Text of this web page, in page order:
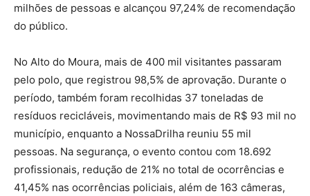
milhões de pessoas e alcançou 97,24% de recomendação
do público.
No Alto do Moura, mais de 400 mil visitantes passaram
pelo polo, que registrou 98,5% de aprovação. Durante o
período, também foram recolhidas 37 toneladas de
resíduos recicláveis, movimentando mais de R$ 93 mil no
município, enquanto a NossaDrilha reuniu 55 mil
pessoas. Na segurança, o evento contou com 18.692
profissionais, redução de 21% no total de ocorrências e
41,45% nas ocorrências policiais, além de 163 câmeras,